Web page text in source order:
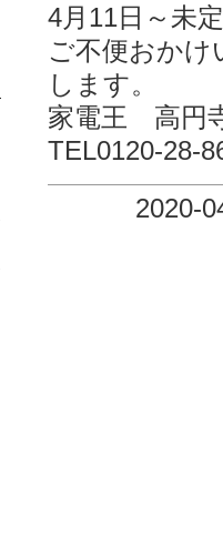
4月11日～未定
ご不便おか
します。
家電王 高
TEL0120-28-
2020-